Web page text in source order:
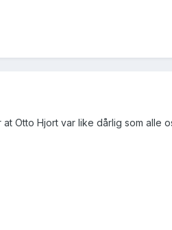
Otto Hjort var like dårlig som alle